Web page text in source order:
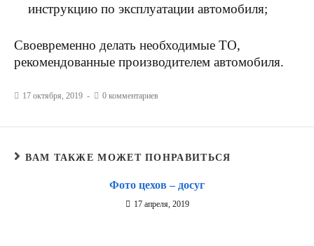
инструкцию по эксплуатации автомобиля;
Своевременно делать необходимые ТО,
рекомендованные производителем автомобиля.
17 октября, 2019 0 комментариев
ВАМ ТАКЖЕ МОЖЕТ ПОНРАВИТЬСЯ
Фото цехов – досуг
17 апреля, 2019